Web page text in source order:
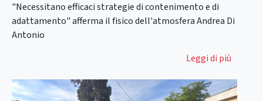
"Necessitano efficaci strategie di contenimento e di
adattamento" afferma il fisico dell'atmosfera Andrea Di
Antonio
Leggi di più